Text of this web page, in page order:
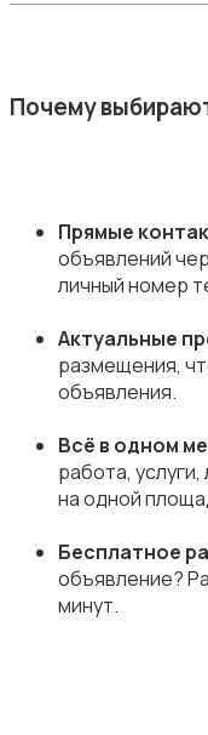
Почему
Прямые
объявлений
личный номер
Актуальные
размещения,
объявления.
Всё в одном
работа,
на одной
Бесплатное
объявление?
минут.